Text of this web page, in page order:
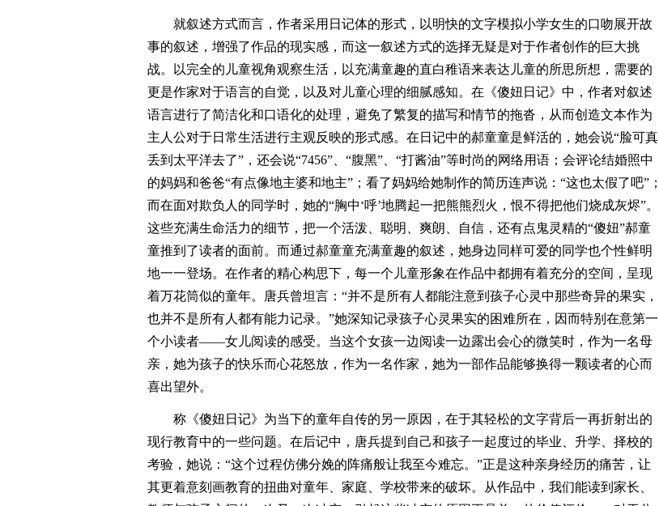
就叙述方式而言，作者采用日记体的形式，以明快的文字模拟小学女生的口吻展开故
事的叙述，增强了作品的现实感，而这一叙述方式的选择无疑是对于作者创作的巨大挑
战。以完全的儿童视角观察生活，以充满童趣的直白稚语来表达儿童的所思所想，需要的
更是作家对于语言的自觉，以及对儿童心理的细腻感知。在《傻妞日记》中，作者对叙述
语言进行了简洁化和口语化的处理，避免了繁复的描写和情节的拖沓，从而创造文本作为
主人公对于日常生活进行主观反映的形式感。在日记中的郝童童是鲜活的，她会说“脸可真
丢到太平洋去了”，还会说“7456”、“腹黑”、“打酱油”等时尚的网络用语；会评论结婚照中
的妈妈和爸爸“有点像地主婆和地主”；看了妈妈给她制作的简历连声说：“这也太假了吧”；
而在面对欺负人的同学时，她的“胸中‘呼’地腾起一把熊熊烈火，恨不得把他们烧成灰烬”。
这些充满生命活力的细节，把一个活泼、聪明、爽朗、自信，还有点鬼灵精的“傻妞”郝童
童推到了读者的面前。而通过郝童童充满童趣的叙述，她身边同样可爱的同学也个性鲜明
地一一登场。在作者的精心构思下，每一个儿童形象在作品中都拥有着充分的空间，呈现
着万花筒似的童年。唐兵曾坦言：“并不是所有人都能注意到孩子心灵中那些奇异的果实，
也并不是所有人都有能力记录。”她深知记录孩子心灵果实的困难所在，因而特别在意第一
个小读者――女儿阅读的感受。当这个女孩一边阅读一边露出会心的微笑时，作为一名母
亲，她为孩子的快乐而心花怒放，作为一名作家，她为一部作品能够换得一颗读者的心而
喜出望外。
称《傻妞日记》为当下的童年自传的另一原因，在于其轻松的文字背后一再折射出的
现行教育中的一些问题。在后记中，唐兵提到自己和孩子一起度过的毕业、升学、择校的
考验，她说：“这个过程仿佛分娩的阵痛般让我至今难忘。”正是这种亲身经历的痛苦，让
其更着意刻画教育的扭曲对童年、家庭、学校带来的破坏。从作品中，我们能读到家长、